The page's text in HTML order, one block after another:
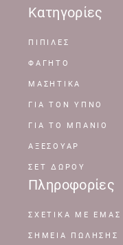
Κατηγορίες
ΠΙΠΙΛΕΣ
ΦΑΓΗΤΟ
ΜΑΣΗΤΙΚΑ
ΓΙΑ ΤΟΝ ΥΠΝΟ
ΓΙΑ ΤΟ ΜΠΑΝΙΟ
ΑΞΕΣΟΥΑΡ
ΣΕΤ ΔΩΡΟΥ
Πληροφορίες
ΣΧΕΤΙΚΆ ΜΕ ΕΜΆΣ
ΣΗΜΕΊΑ ΠΏΛΗΣΗΣ